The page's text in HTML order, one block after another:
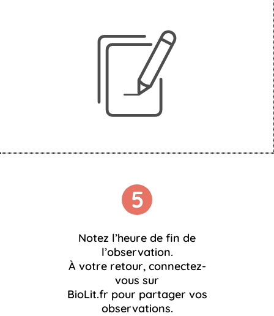
5
Notez l’heure de fin de
l’observation.
À votre retour, connectez-
vous sur
BioLit.fr pour partager vos
observations.